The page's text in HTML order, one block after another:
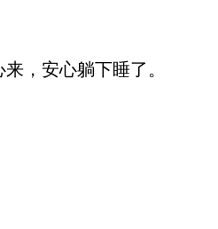
，安心躺下睡了。